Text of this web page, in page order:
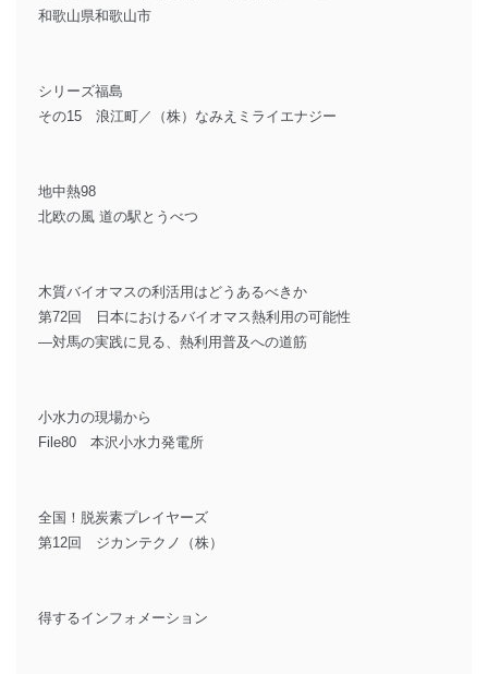
和歌山県和歌山市
シリーズ福島
その15 浪江町／（株）なみえミライエナジー
地中熱98
北欧の風 道の駅とうべつ
木質バイオマスの利活用はどうあるべきか
第72回 日本におけるバイオマス熱利用の可能性
―対馬の実践に見る、熱利用普及への道筋
小水力の現場から
File80 本沢小水力発電所
全国！脱炭素プレイヤーズ
第12回 ジカンテクノ（株）
得するインフォメーション